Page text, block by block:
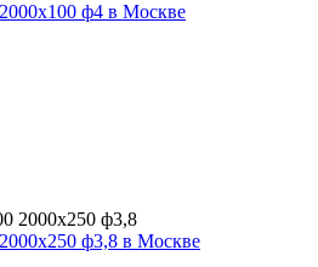
ф4 в Москве
ф3,8 в Москве